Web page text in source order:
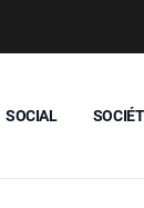
SOCIAL